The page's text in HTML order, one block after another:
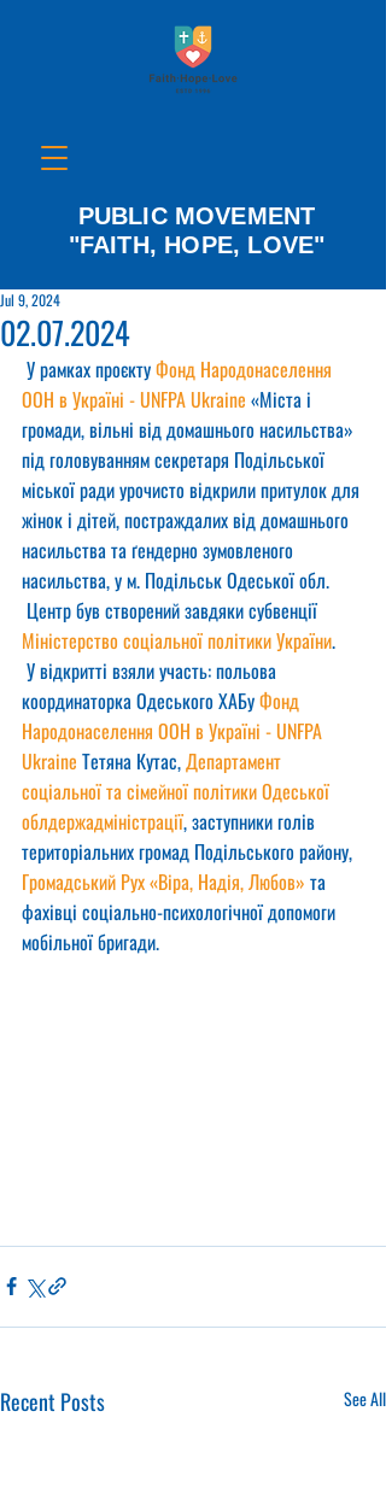
PUBLIC MOVEMENT
"FAITH, HOPE, LOVE"
02.07.2024
Jul 9, 2024
У рамках проєкту Фонд Народонаселення
ООН в Україні - UNFPA Ukraine «Міста і
громади, вільні від домашнього насильства»
під головуванням секретаря Подільської
міської ради урочисто відкрили притулок для
жінок і дітей, постраждалих від домашнього
насильства та ґендерно зумовленого
насильства, у м. Подільськ Одеської обл.
Центр був створений завдяки субвенції
Міністерство соціальної політики України.
У відкритті взяли участь: польова
координаторка Одеського ХАБу Фонд
Народонаселення ООН в Україні - UNFPA
Ukraine Тетяна Кутас, Департамент
соціальної та сімейної політики Одеської
облдержадміністрації, заступники голів
територіальних громад Подільського району,
Громадський Рух «Віра, Надія, Любов» та
фахівці соціально-психологічної допомоги
мобільної бригади.
Recent Posts See All